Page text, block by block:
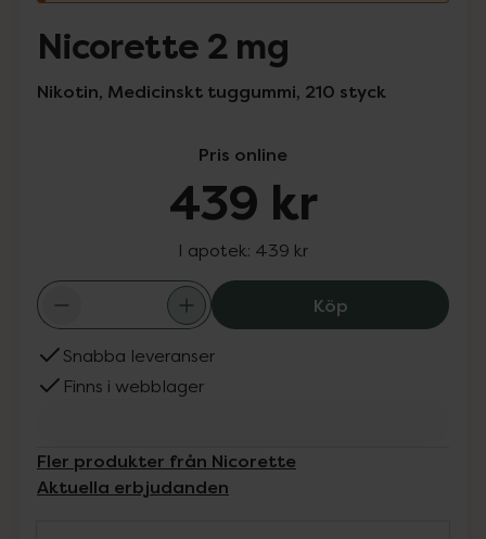
Nicorette 2 mg
Nikotin, Medicinskt tuggummi, 210 styck
Pris online
439 kr
I apotek: 439 kr
KöpNicorette 2
Snabba leveranser
Finns i webblager
Fler produkter från Nicorette
Aktuella erbjudanden